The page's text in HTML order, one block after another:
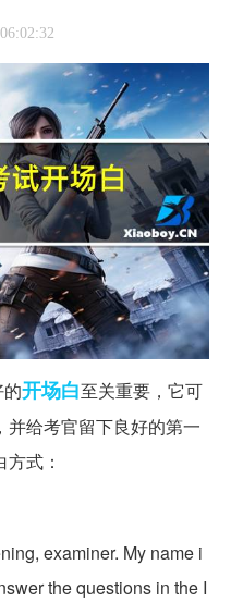
开场白至关重要，它可
给考官留下良好的第一
式：
examiner. My name i
the questions in the I